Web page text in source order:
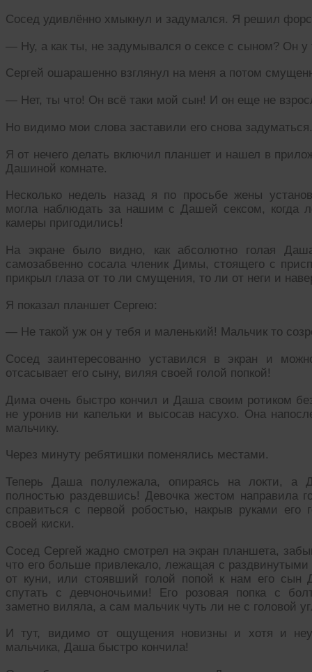
Сосед удивлённо хмыкнул и задумался. Я решил
— Ну, а как ты, не задумывался о сексе с сыном? Он
Сергей ошарашенно взглянул на меня а потом
— Нет, ты что! Он всё таки мой сын! И он еще не
Но видимо мои слова заставили его снова задуматься.
Я от нечего делать включил планшет и нашел в
Дашиной комнате.
Несколько недель назад я по просьбе жены
могла наблюдать за нашим с Дашей сексом, когда
камеры пригодились!
На экране было видно, как абсолютно голая
самозабвенно сосала членик Димы, стоящего с
прикрыл глаза от то ли смущения, то ли от неги и
Я показал планшет Сергею:
— Не такой уж он у тебя и маленький! Мальчик то
Сосед заинтересованно уставился в экран и
отсасывает его сыну, виляя своей голой попкой!
Дима очень быстро кончил и Даша своим ротиком
не уронив ни капельки и высосав насухо. Она
мальчику.
Через минуту ребятишки поменялись местами.
Теперь Даша полулежала, опираясь на локти, а
полностью раздевшись! Девочка жестом направила
справиться с первой робостью, накрыв руками его
своей киски.
Сосед Сергей жадно смотрел на экран планшета,
что его больше привлекало, лежащая с
от куни, или стоявший голой попой к нам его
спутать с девчоночьими! Его розовая попка с
заметно виляла, а сам мальчик чуть ли не с головой
И тут, видимо от ощущения новизны и хотя и
мальчика, Даша быстро кончила!